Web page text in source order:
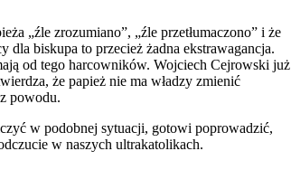
„źle zrozumiano”, „źle przetłumaczono” i że
dla biskupa to przecież żadna ekstrawagancja.
od tego harcowników. Wojciech Cejrowski już
że papież nie ma władzy zmienić
powodu.
w podobnej sytuacji, gotowi poprowadzić,
w naszych ultrakatolikach.